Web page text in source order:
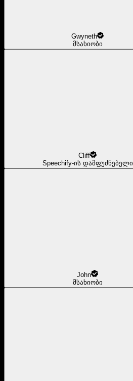
Gwyneth
მსახიობი
Cliff
Speechify-ის დამფუძნებელი
John
მსახიობი